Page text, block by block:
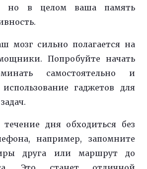
но в целом ваша память
мозг сильно полагается на
Попробуйте начать
самостоятельно и
гаджетов для
дня обходиться без
например, запомните
друга или маршрут до